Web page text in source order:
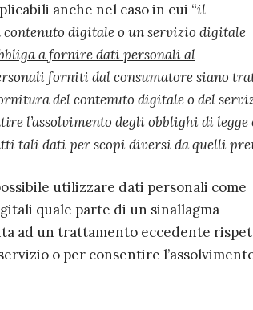
anche nel caso in cui “il
digitale o un servizio digitale
a fornire dati personali al
forniti dal consumatore siano
del contenuto digitale o del
l’assolvimento degli obblighi di legge
tali dati per scopi diversi da quelli
utilizzare dati personali come
quale parte di un sinallagma
ad un trattamento eccedente
o per consentire